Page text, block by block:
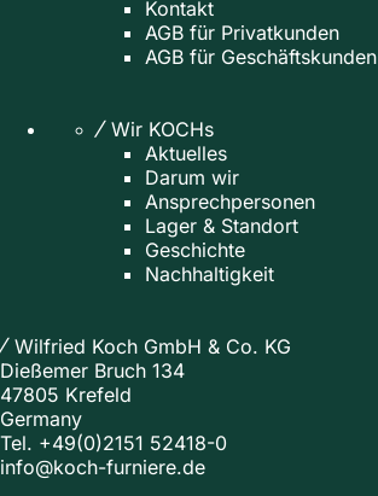
Kontakt
AGB für Privatkunden
AGB für Geschäftskunden
Wir KOCHs
Aktuelles
Darum wir
Ansprechpersonen
Lager & Standort
Geschichte
Nachhaltigkeit
Wilfried Koch GmbH & Co. KG
Dießemer Bruch 134
47805 Krefeld
Germany
Tel. +49(0)2151 52418-0
info@koch-furniere.de